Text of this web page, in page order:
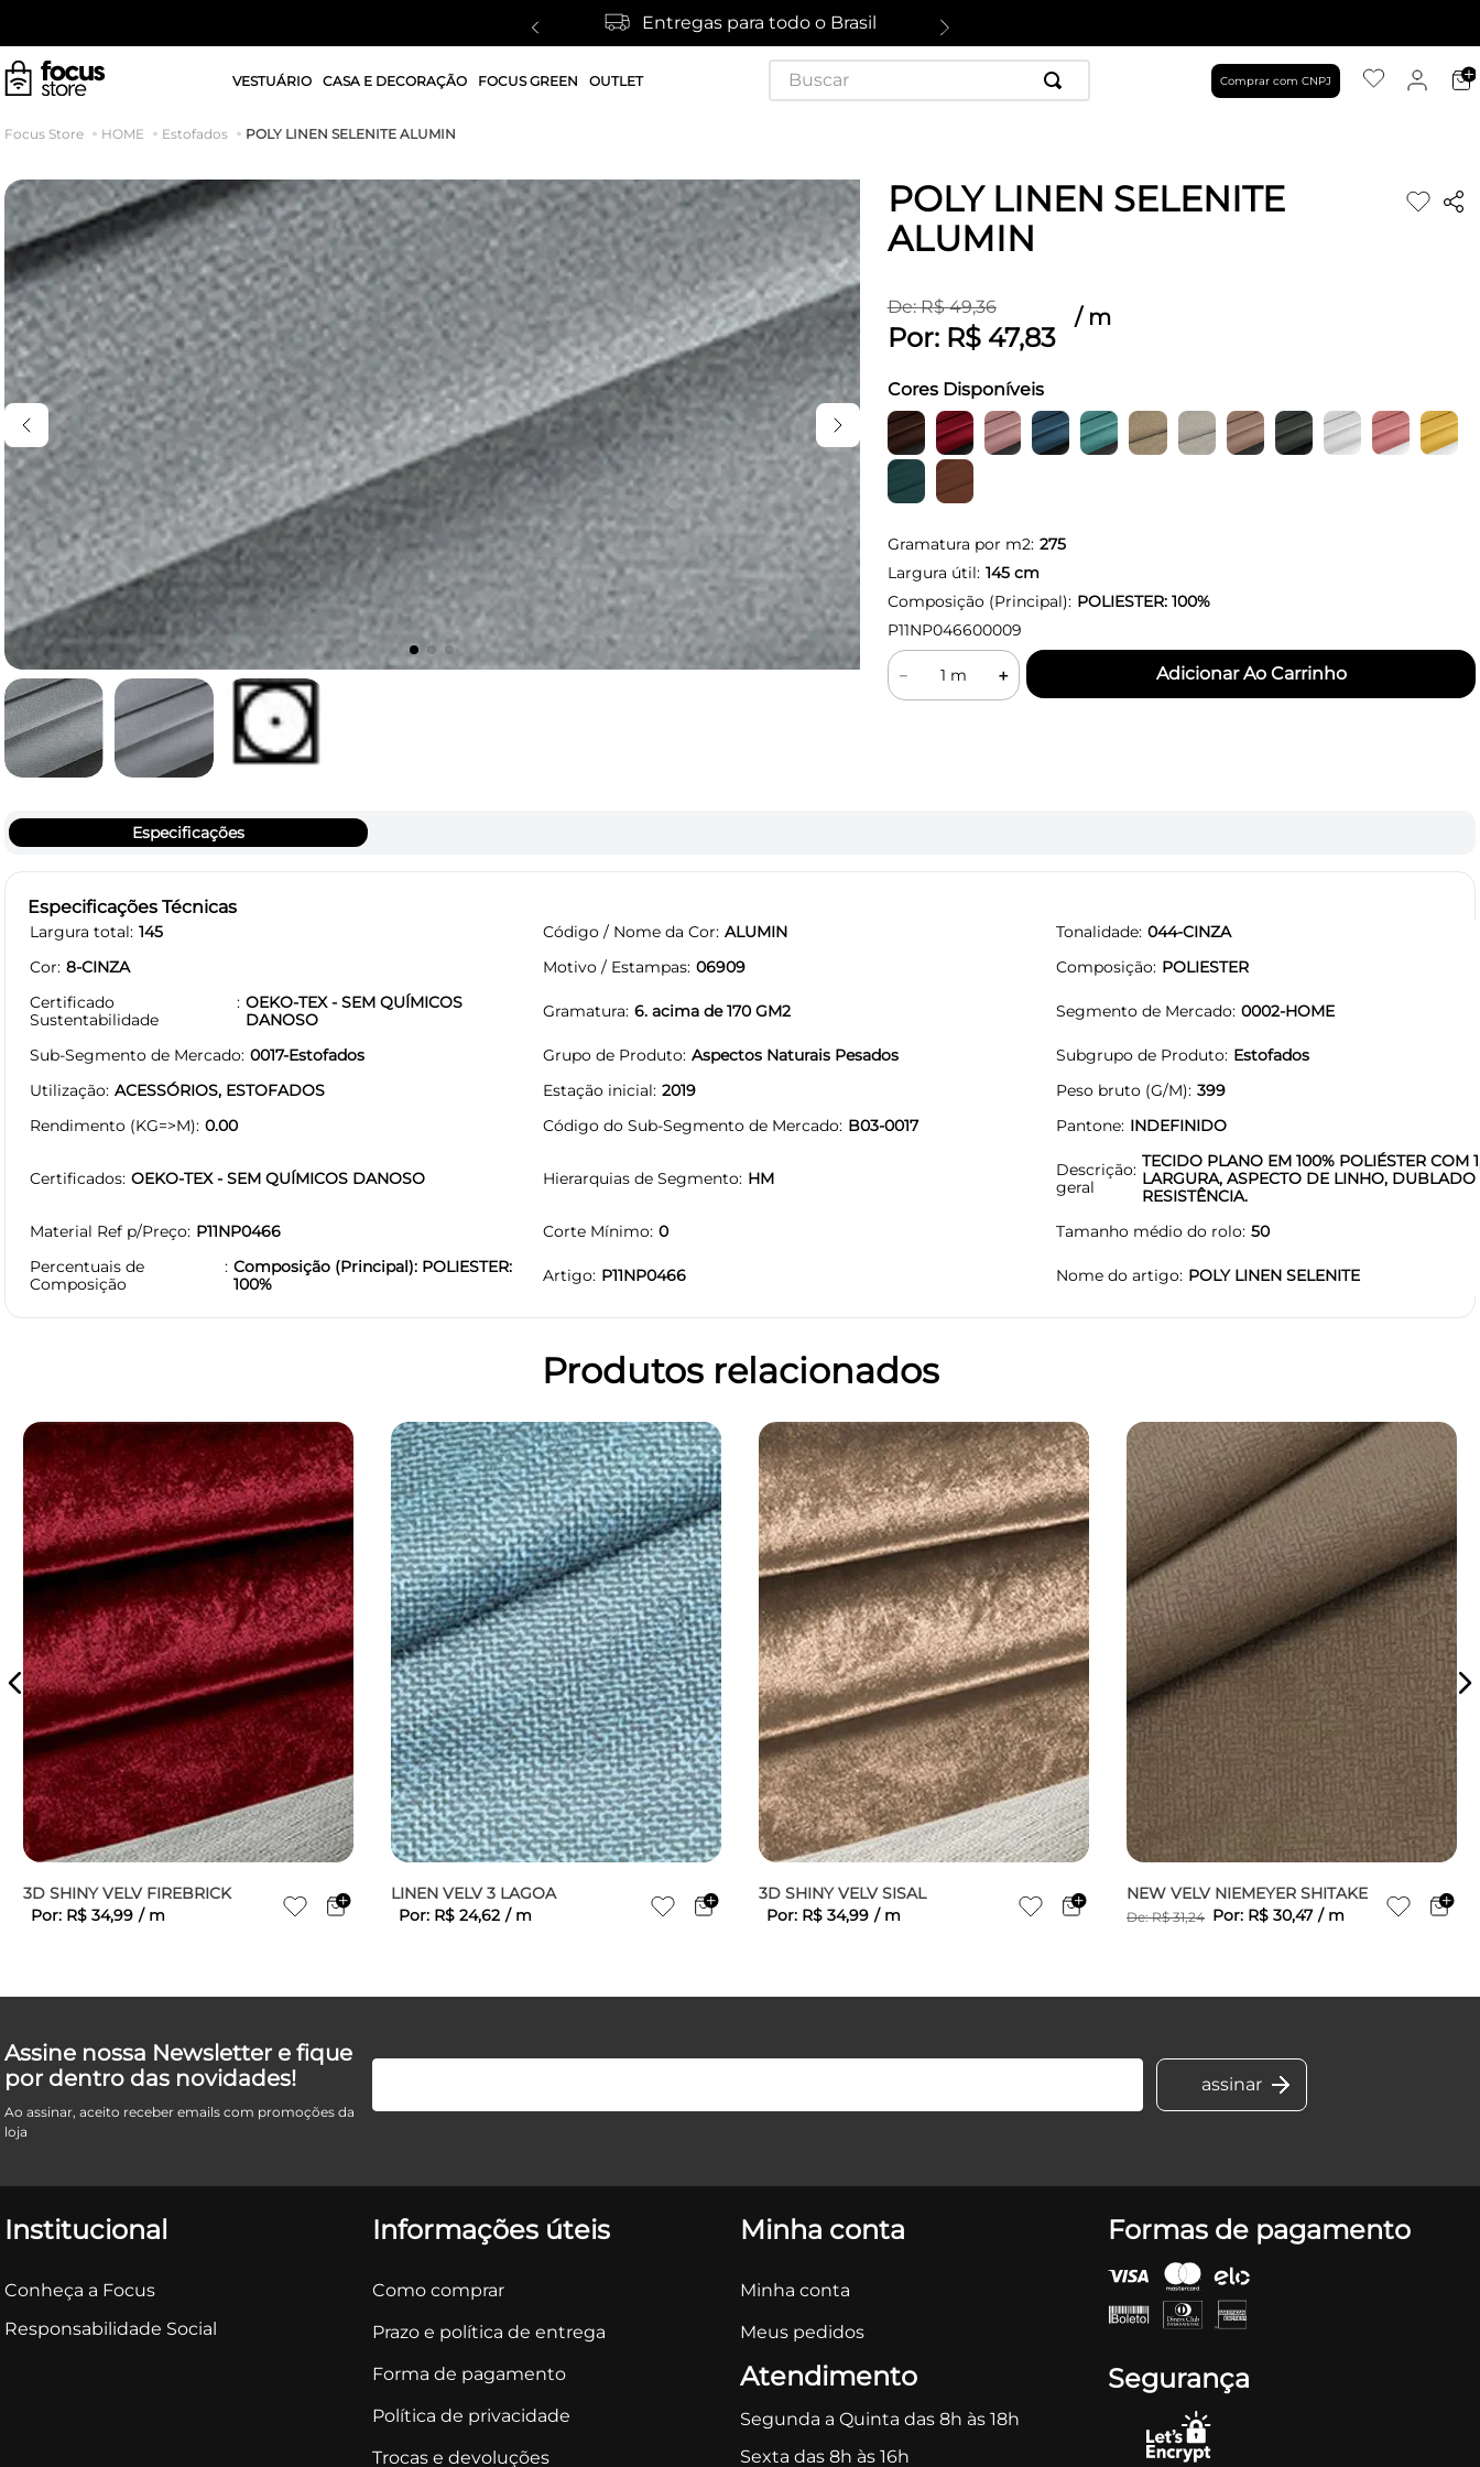
Entregas para todo o Brasil
VESTUÁRIO CASA E DECORAÇÃO FOCUS GREEN OUTLET
Buscar
Comprar com CNPJ
HOME Estofados POLY LINEN SELENITE ALUMIN
POLY LINEN SELENITE
ALUMIN
De:R$ 49,36
Por: R$ 47,83
/ m
Cores Disponíveis
Gramatura por m2: 275
Largura útil: 145cm
Composição (Principal): POLIESTER: 100%
P11NP046600009
＋
－
Especificações
Especificações Técnicas
Largura total 145 Código / Nome da Cor ALUMIN Tonalidade 044-CINZA
Cor 8-CINZA Motivo / Estampas 06909 Composição POLIESTER
Certificado
Sustentabilidade
OEKO-TEX - SEM QUÍMICOS
DANOSO
Gramatura 6. acima de 170 GM2 Segmento de Mercado 0002-HOME
Sub-Segmento de Mercado 0017-Estofados Grupo de Produto Aspectos Naturais Pesados Subgrupo de Produto Estofados
Utilização ACESSÓRIOS, ESTOFADOS Estação inicial 2019 Peso bruto (G/M) 399
Rendimento (KG=>M) 0.00 Código do Sub-Segmento de Mercado B03-0017 Pantone INDEFINIDO
Certificados OEKO-TEX - SEM QUÍMICOS DANOSO Hierarquias de Segmento HM
Descrição
geral
TECIDO PLANO EM 100% POLIÉSTER COM
LARGURA, ASPECTO DE LINHO,
RESISTÊNCIA.
Material Ref p/Preço P11NP0466 Corte Mínimo 0 Tamanho médio do rolo 50
Percentuais de
Composição
Composição (Principal): POLIESTER:
100%
Artigo P11NP0466 Nome do artigo POLY LINEN SELENITE
Produtos relacionados
3D SHINY VELV FIREBRICK
Por: R$ 34,99 / m
LINEN VELV 3 LAGOA
Por: R$ 24,62 / m
3D SHINY VELV SISAL
Por: R$ 34,99 / m
NEW VELV NIEMEYER SHITAKE
De:R$ 31,24 Por: R$ 30,47 / m
Assine nossa Newsletter e fique
por dentro das novidades!
Ao assinar, aceito receber emails com promoções da
loja
Institucional
Conheça a Focus
Responsabilidade Social
Informações úteis
Como comprar
Prazo e política de entrega
Forma de pagamento
Política de privacidade
Trocas e devoluções
Minha conta
Minha conta
Meus pedidos
Atendimento
Segunda a Quinta das 8h às 18h
Sexta das 8h às 16h
Formas de pagamento
Segurança